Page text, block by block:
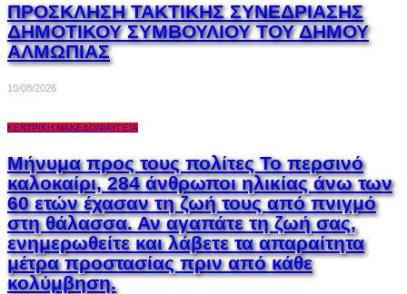
ΠΡΟΣΚΛΗΣΗ ΤΑΚΤΙΚΗΣ ΣΥΝΕΔΡΙΑΣΗΣ
ΔΗΜΟΤΙΚΟΥ ΣΥΜΒΟΥΛΙΟΥ ΤΟΥ ΔΗΜΟΥ
ΑΛΜΩΠΙΑΣ
10/08/2026
ΚΕΝΤΡΙΚΉ ΜΑΚΕΔΟΝΊΑΥΓΕΊΑ
Μήνυμα προς τους πολίτες Το περσινό
καλοκαίρι, 284 άνθρωποι ηλικίας άνω των
60 ετών έχασαν τη ζωή τους από πνιγμό
στη θάλασσα. Αν αγαπάτε τη ζωή σας,
ενημερωθείτε και λάβετε τα απαραίτητα
μέτρα προστασίας πριν από κάθε
κολύμβηση.